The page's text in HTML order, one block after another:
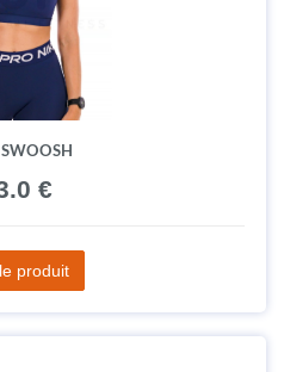
SWOOSH
€
produit